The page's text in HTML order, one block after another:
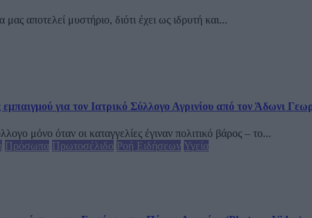
αποτελεί μυστήριο, διότι έχει ως ιδρυτή και...
για τον Ιατρικό Σύλλογο Αγρινίου από τον Άδωνι
μόνο όταν οι καταγγελίες έγιναν πολιτικό βάρος – το...
Πρόσωπα Πρωτοσέλιδο Ροή Ειδήσεων Υγεία